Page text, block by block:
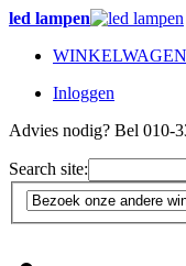
led lampen
Inloggen
Advies nodig? Bel 010-
Search site: